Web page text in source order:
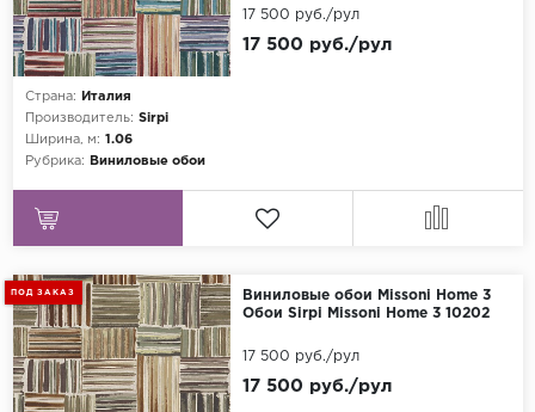
Rasch
Краска
Страна:
Италия
Производитель: Sirpi
Ширина, м: 1.06
Рубрика:
Виниловые обои
17 500 руб./рул
17 500 руб./рул
ПОД ЗАКАЗ
Виниловые обои Missoni Home 3
Обои Sirpi Missoni Home 3 10202
17 500 руб./рул
17 500 руб./рул